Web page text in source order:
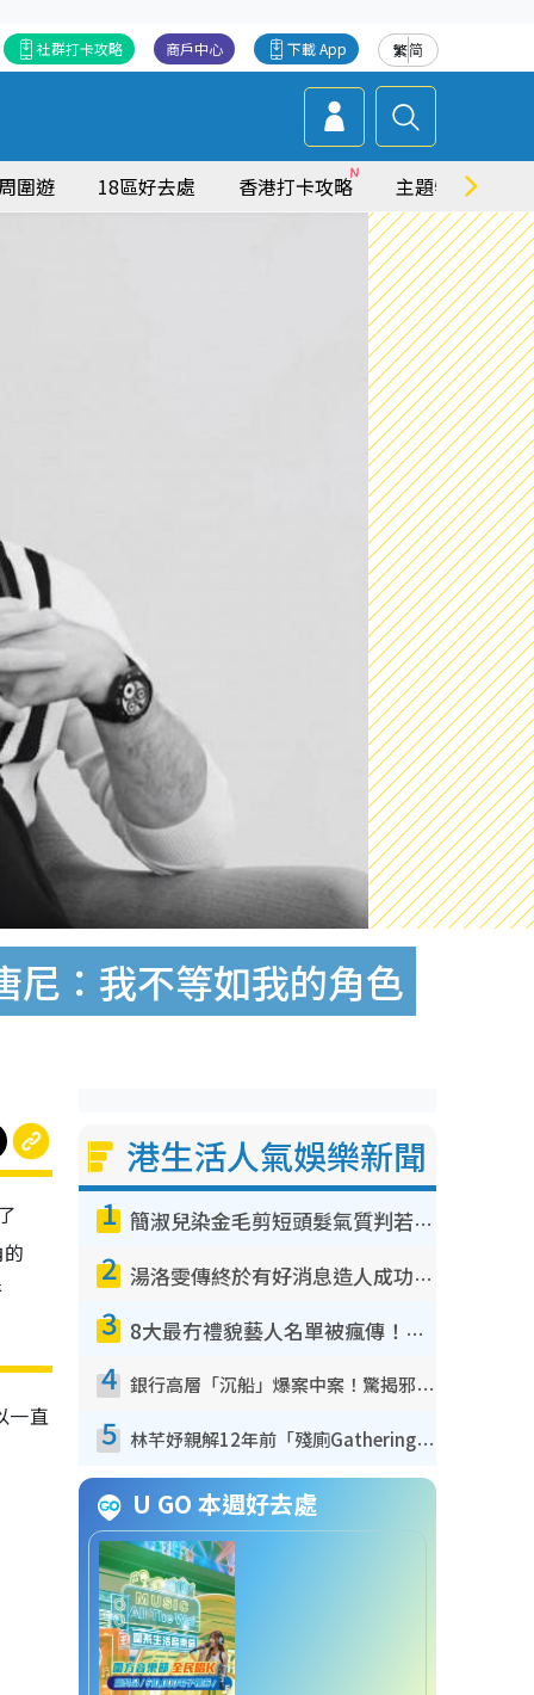
繁简
下載 App
商戶中心
社群打卡攻略
圍遊 18區好去處 香港打卡攻略 主題特集
：我不等如我的角色
一直
港生活人氣娛樂新聞
1 簡淑兒染金毛剪短頭髮氣質判若兩人！嚇壞老公麥大力都認唔出：「你做咩事？」
2 湯洛雯傳終於有好消息造人成功！兩大細節曝孕味極濃惹猜測：大肚婆先會咁！
3 8大最冇禮貌藝人名單被瘋傳！網民揭發明星真面目 一致數臭呢位係無品天花板？
4 銀行高層「沉船」爆案中案！驚揭邪教洗腦操控賣淫被吞600萬 幕後黑手講多錯多
5 林芊妤親解12年前「殘廁Gathering」真相！高層解約一句話重創尊嚴至今拒返TVB
U GO 本週好去處